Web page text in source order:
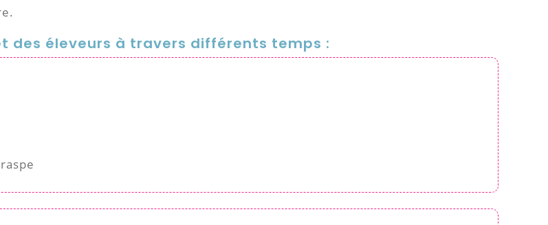
des éleveurs à travers différents temps :